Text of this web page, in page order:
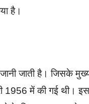
है।
जानी जाती है। जिसके
1956 में की गई थी। इस